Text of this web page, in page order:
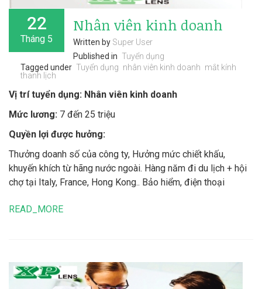
22
Tháng 5
Nhân viên kinh doanh
Written by Super User
Published in Tuyển dụng
Tagged under Tuyển dụng nhân viên kinh doanh mắt kính
thanh lịch
Vị trí tuyển dụng: Nhân viên kinh doanh
Mức lương: 7 đến 25 triệu
Quyền lợi được hưởng:
Thưởng doanh số của công ty, Hưởng mức chiết khấu,
khuyến khích từ hãng nước ngoài. Hàng năm đi du lịch + hội
chợ tại Italy, France, Hong Kong.. Bảo hiểm, điện thoại
READ_MORE